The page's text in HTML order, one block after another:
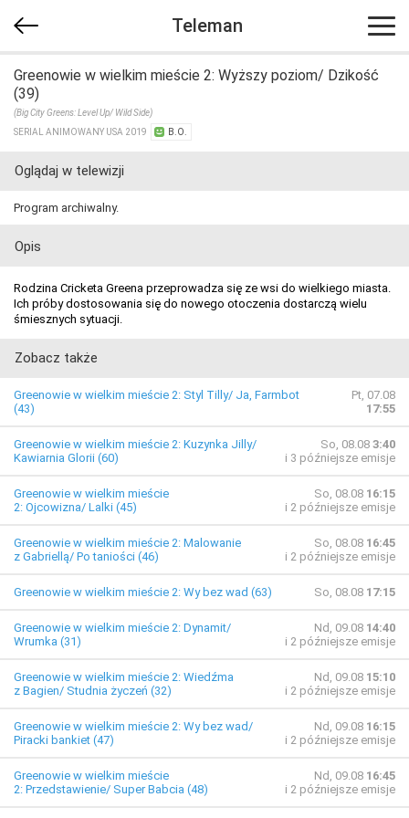
Teleman
Greenowie w wielkim mieście 2: Wyższy poziom/ Dzikość
(39)
(Big City Greens: Level Up/ Wild Side)
SERIAL ANIMOWANY USA 2019
B.O.
Oglądaj w telewizji
Program archiwalny.
Opis
Rodzina Cricketa Greena przeprowadza się ze wsi do wielkiego miasta.
Ich próby dostosowania się do nowego otoczenia dostarczą wielu
śmiesznych sytuacji.
Zobacz także
Greenowie w wielkim mieście 2: Styl Tilly/ Ja, Farmbot
(43)
Pt, 07.08
17:55
Greenowie w wielkim mieście 2: Kuzynka Jilly/
Kawiarnia Glorii (60)
So, 08.08 3:40
i 3 późniejsze emisje
Greenowie w wielkim mieście
2: Ojcowizna/ Lalki (45)
So, 08.08 16:15
i 2 późniejsze emisje
Greenowie w wielkim mieście 2: Malowanie
z Gabriellą/ Po taniości (46)
So, 08.08 16:45
i 2 późniejsze emisje
Greenowie w wielkim mieście 2: Wy bez wad (63) So, 08.08 17:15
Greenowie w wielkim mieście 2: Dynamit/
Wrumka (31)
Nd, 09.08 14:40
i 2 późniejsze emisje
Greenowie w wielkim mieście 2: Wiedźma
z Bagien/ Studnia życzeń (32)
Nd, 09.08 15:10
i 2 późniejsze emisje
Greenowie w wielkim mieście 2: Wy bez wad/
Piracki bankiet (47)
Nd, 09.08 16:15
i 2 późniejsze emisje
Greenowie w wielkim mieście
2: Przedstawienie/ Super Babcia (48)
Nd, 09.08 16:45
i 2 późniejsze emisje